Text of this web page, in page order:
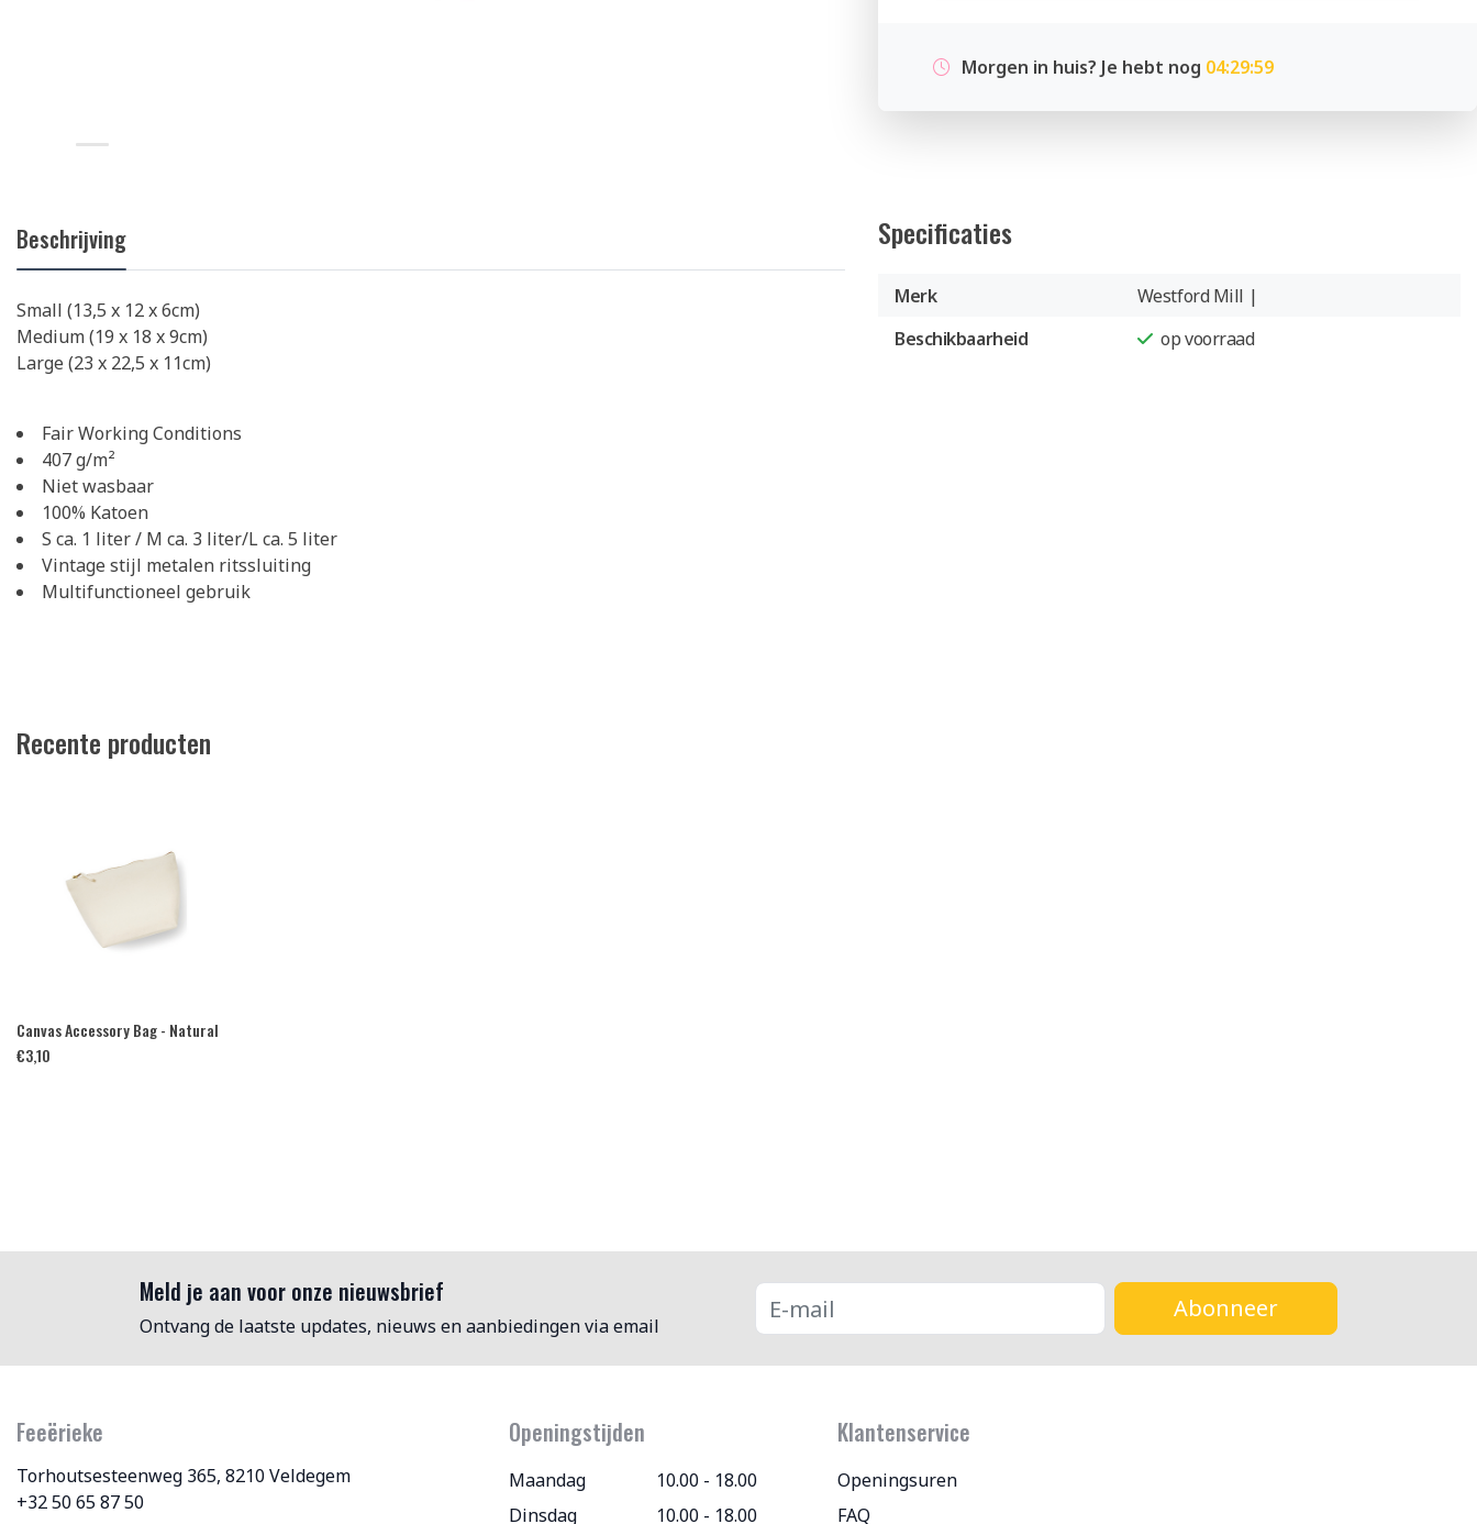
Morgen in huis? Je hebt nog 04:29:59
Beschrijving
Small (13,5 x 12 x 6cm)
Medium (19 x 18 x 9cm)
Large (23 x 22,5 x 11cm)
Fair Working Conditions
407 g/m²
Niet wasbaar
100% Katoen
S ca. 1 liter / M ca. 3 liter/L ca. 5 liter
Vintage stijl metalen ritssluiting
Multifunctioneel gebruik
Specificaties
Merk
Westford Mill |
Beschikbaarheid
op voorraad
Recente producten
Canvas Accessory Bag - Natural
€3,10
Meld je aan voor onze nieuwsbrief
Ontvang de laatste updates, nieuws en aanbiedingen via email
Abonneer
Feeërieke
Torhoutsesteenweg 365, 8210 Veldegem
+32 50 65 87 50
Openingstijden
Maandag
10.00 - 18.00
Dinsdag
10.00 - 18.00
Klantenservice
Openingsuren
FAQ